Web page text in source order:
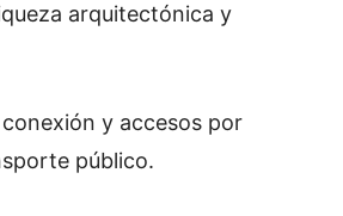
arquitectónica y
y accesos por
público.